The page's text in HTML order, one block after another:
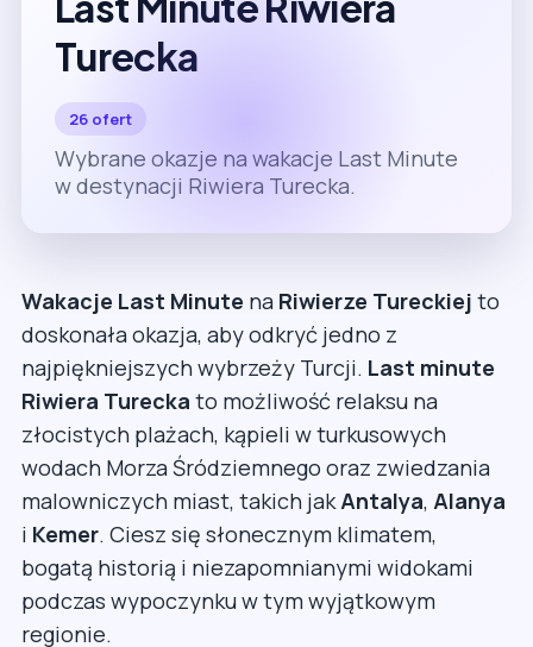
Turecka
26 ofert
Wybrane okazje na wakacje Last Minute
w destynacji Riwiera Turecka.
Wakacje Last Minute na Riwierze Tureckiej to
doskonała okazja, aby odkryć jedno z
najpiękniejszych wybrzeży Turcji. Last minute
Riwiera Turecka to możliwość relaksu na
złocistych plażach, kąpieli w turkusowych
wodach Morza Śródziemnego oraz zwiedzania
malowniczych miast, takich jakAntalya, Alanya
i Kemer. Ciesz się słonecznym klimatem,
bogatą historią i niezapomnianymi widokami
podczas wypoczynku w tym wyjątkowym
regionie.